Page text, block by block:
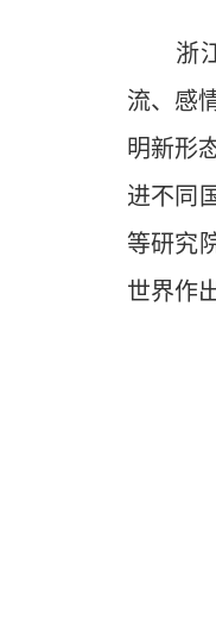
浙江
流、感
明新形
进不同
等研究
世界作